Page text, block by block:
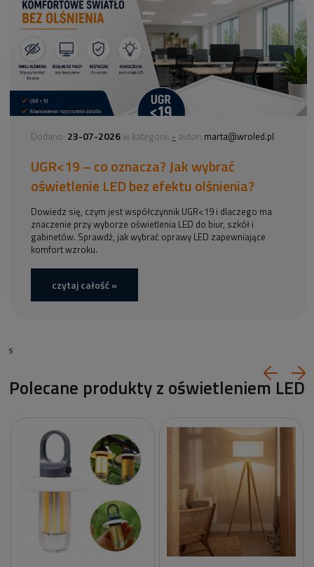
Dodano: 23-07-2026 w kategorii: - autor: marta@wroled.pl
UGR<19 – co oznacza? Jak wybrać
oświetlenie LED bez efektu olśnienia?
Dowiedz się, czym jest współczynnik UGR<19 i dlaczego ma
znaczenie przy wyborze oświetlenia LED do biur, szkół i
gabinetów. Sprawdź, jak wybrać oprawy LED zapewniające
komfort wzroku.
czytaj całość »
s
Polecane produkty z oświetleniem LED